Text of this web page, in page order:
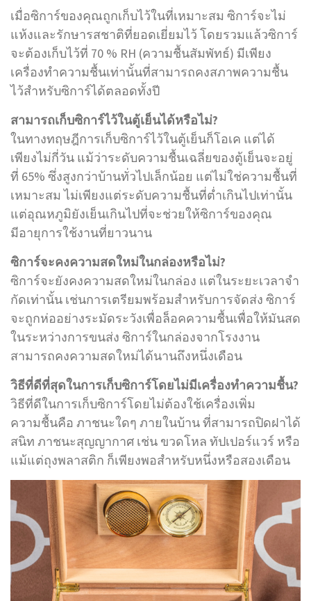
เมื่อซิการ์ของคุณถูกเก็บไว้ในที่เหมาะสม ซิการ์จะไม่
แห้งและรักษารสชาติที่ยอดเยี่ยมไว้ โดยรวมแล้วซิการ์
จะต้องเก็บไว้ที่ 70 % RH (ความชื้นสัมพัทธ์) มีเพียง
เครื่องทําความชื้นเท่านั้นที่สามารถคงสภาพความชื้น
ไว้สําหรับซิการ์ได้ตลอดทั้งปี
สามารถเก็บซิการ์ไว้ในตู้เย็นได้หรือไม่?
ในทางทฤษฎีการเก็บซิการ์ไว้ในตู้เย็นก็โอเค แต่ได้
เพียงไม่กี่วัน แม้ว่าระดับความชื้นเฉลี่ยของตู้เย็นจะอยู่
ที่ 65% ซึ่งสูงกว่าบ้านทั่วไปเล็กน้อย แต่ไม่ใช่ความชื้นที่
เหมาะสม ไม่เพียงแต่ระดับความชื้นที่ต่ำเกินไปเท่านั้น
แต่อุณหภูมิยังเย็นเกินไปที่จะช่วยให้ซิการ์ของคุณ
มีอายุการใช้งานที่ยาวนาน
ซิการ์จะคงความสดใหม่ในกล่องหรือไม่?
ซิการ์จะยังคงความสดใหม่ในกล่อง แต่ในระยะเวลาจํา
กัดเท่านั้น เช่นการเตรียมพร้อมสําหรับการจัดส่ง ซิการ์
จะถูกห่ออย่างระมัดระวังเพื่อล็อคความชื้นเพื่อให้มันสด
ในระหว่างการขนส่ง ซิการ์ในกล่องจากโรงงาน
สามารถคงความสดใหม่ได้นานถึงหนึ่งเดือน
วิธีที่ดีที่สุดในการเก็บซิการ์โดยไม่มีเครื่องทำความชื้น?
วิธีที่ดีในการเก็บซิการ์โดยไม่ต้องใช้เครื่องเพิ่ม
ความชื้นคือ ภาชนะใดๆ ภายในบ้าน ที่สามารถปิดฝาได้
สนิท ภาชนะสุญญากาศ เช่น ขวดโหล ทัปเปอร์แวร์ หรือ
แม้แต่ถุงพลาสติก ก็เพียงพอสำหรับหนึ่งหรือสองเดือน